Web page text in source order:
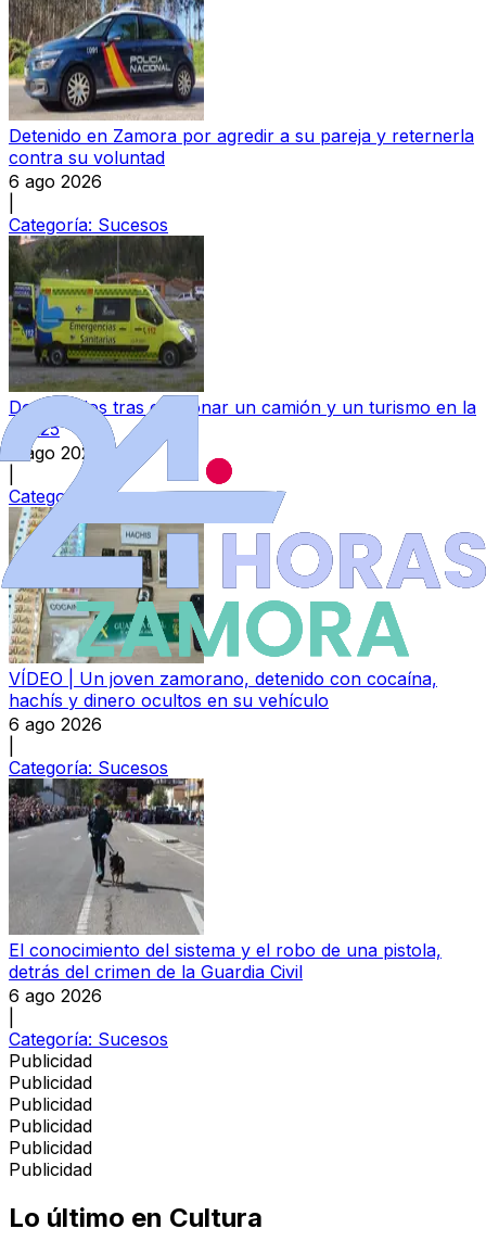
Detenido en Zamora por agredir a su pareja y reternerla
contra su voluntad
6 ago 2026
Categoría: Sucesos
Dos heridos tras colisionar un camión y un turismo en la
N-525
6 ago 2026
Categoría:
Sucesos
VÍDEO | Un joven zamorano, detenido con cocaína,
hachís y dinero ocultos en su vehículo
6 ago 2026
Categoría: Sucesos
El conocimiento del sistema y el robo de una pistola,
detrás del crimen de la Guardia Civil
6 ago 2026
Categoría: Sucesos
Publicidad
Publicidad
Publicidad
Publicidad
Publicidad
Publicidad
Lo último en Cultura